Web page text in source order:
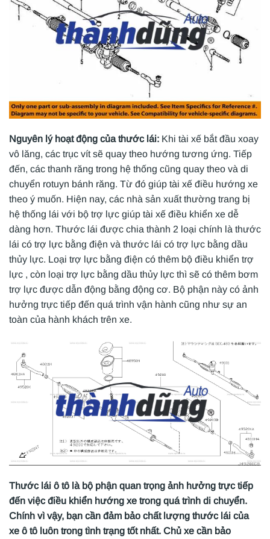
Nguyên lý hoạt động của thước lái: Khi tài xế bắt đầu xoay
vô lăng, các trục vít sẽ quay theo hướng tương ứng. Tiếp
đến, các thanh răng trong hệ thống cũng quay theo và di
chuyển rotuyn bánh răng. Từ đó giúp tài xế điều hướng xe
theo ý muốn. Hiện nay, các nhà sản xuất thường trang bị
hệ thống lái với bộ trợ lực giúp tài xế điều khiển xe dễ
dàng hơn. Thước lái được chia thành 2 loại chính là thước
lái có trợ lực bằng điện và thước lái có trợ lực bằng dầu
thủy lực. Loại trợ lực bằng điện có thêm bộ điều khiển trợ
lực , còn loại trợ lực bằng dầu thủy lực thì sẽ có thêm bơm
trợ lực được dẫn động bằng động cơ. Bộ phận này có ảnh
hưởng trực tiếp đến quá trình vận hành cũng như sự an
toàn của hành khách trên xe.
Thước lái ô tô là bộ phận quan trọng ảnh hưởng trực tiếp
đến việc điều khiển hướng xe trong quá trình di chuyển.
Chính vì vậy, bạn cần đảm bảo chất lượng thước lái của
xe ô tô luôn trong tình trạng tốt nhất. Chủ xe cần bảo